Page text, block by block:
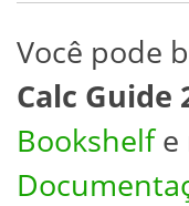
Você pode
Calc Guide
Bookshelfe